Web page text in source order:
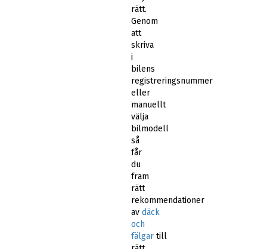
rätt.
Genom
att
skriva
i
bilens
registreringsnummer
eller
manuellt
välja
bilmodell
så
får
du
fram
rätt
rekommendationer
av däck
och
fälgar till